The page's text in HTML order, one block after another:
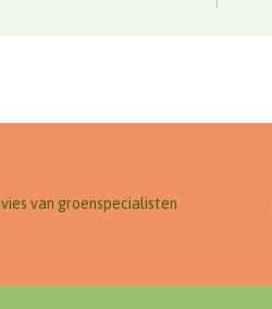
van groenspecialisten